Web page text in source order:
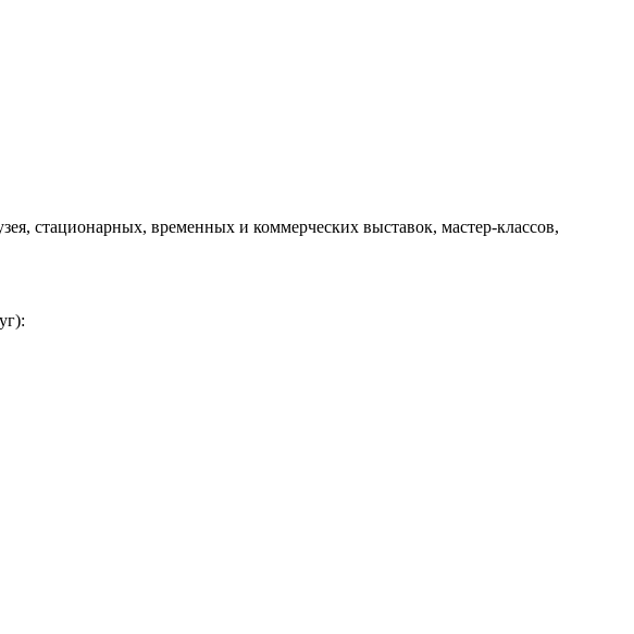
стационарных, временных и коммерческих выставок, мастер-классов,